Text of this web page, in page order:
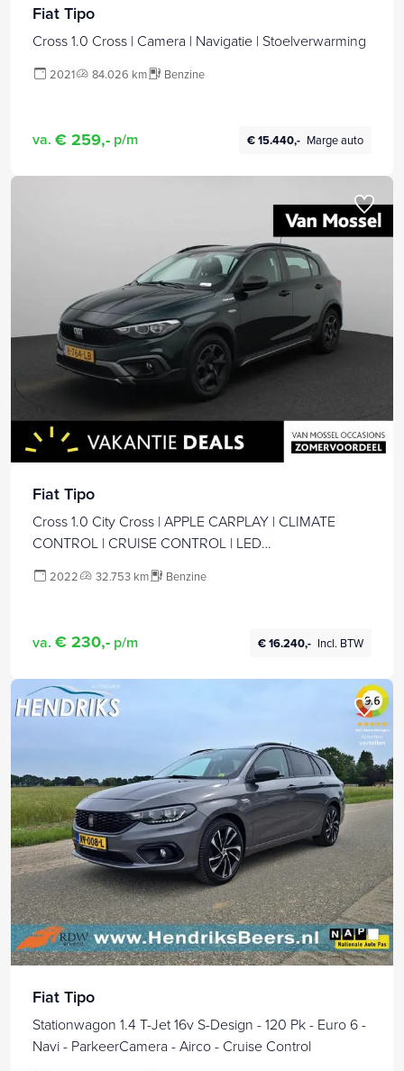
Fiat Tipo
Cross 1.0 Cross | Camera | Navigatie | Stoelverwarming
2021 84.026 km Benzine
va. € 259,- p/m € 15.440,- Marge auto
Fiat Tipo
Cross 1.0 City Cross | APPLE CARPLAY | CLIMATE
CONTROL | CRUISE CONTROL | LED
2022 32.753 km Benzine
va. € 230,- p/m € 16.240,- Incl. BTW
Fiat Tipo
Stationwagon 1.4 T-Jet 16v S-Design - 120 Pk - Euro 6 -
Navi - ParkeerCamera - Airco - Cruise Control